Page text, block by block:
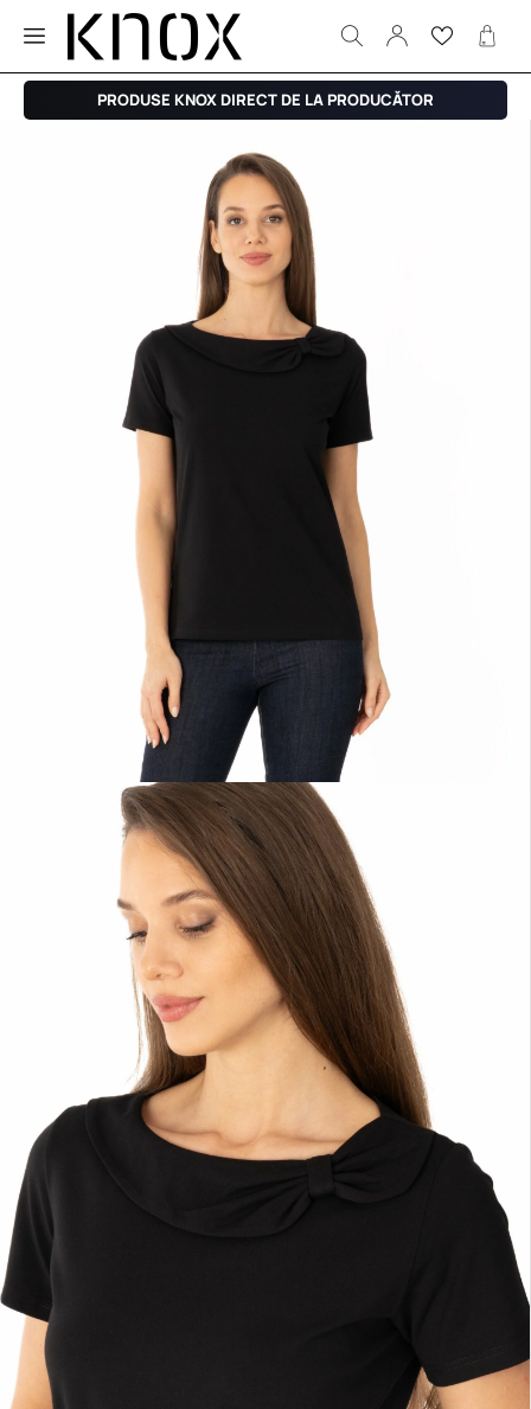
PRODUSE KNOX DIRECT DE LA PRODUCĂTOR